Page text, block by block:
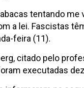
tentando me
a lei. Fascistas
feira (11).
citado pelo
executadas